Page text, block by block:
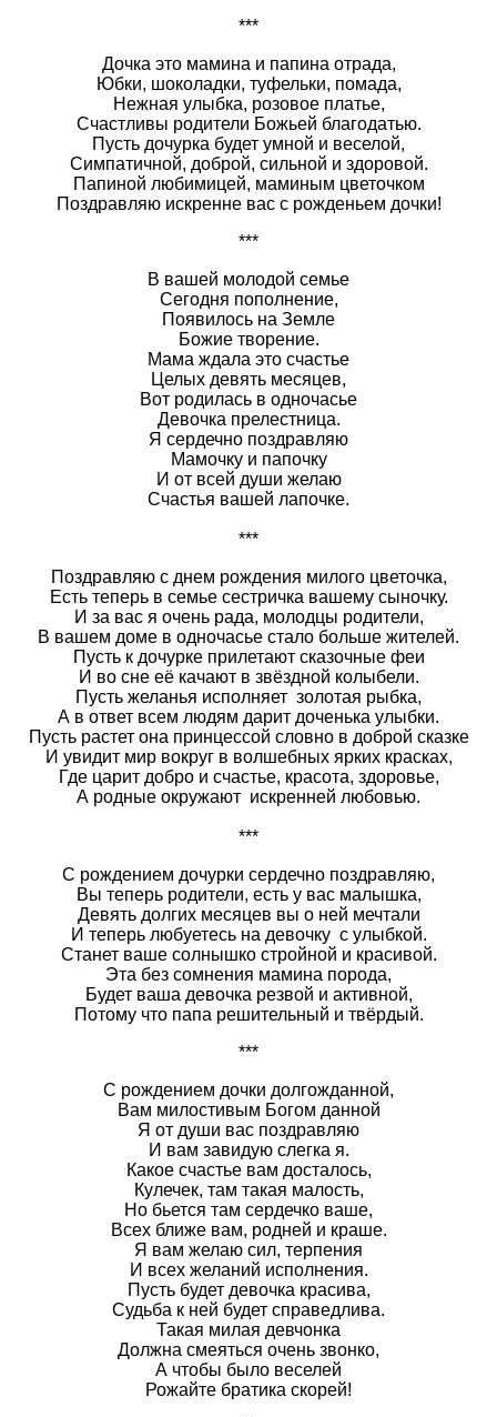
***
Дочка это мамина и папина отрада,
Юбки, шоколадки, туфельки, помада,
Нежная улыбка, розовое платье,
Счастливы родители Божьей благодатью.
Пусть дочурка будет умной и веселой,
Симпатичной, доброй, сильной и здоровой.
Папиной любимицей, маминым цветочком
Поздравляю искренне вас с рожденьем дочки!
***
В вашей молодой семье
Сегодня пополнение,
Появилось на Земле
Божие творение.
Мама ждала это счастье
Целых девять месяцев,
Вот родилась в одночасье
Девочка прелестница.
Я сердечно поздравляю
Мамочку и папочку
И от всей души желаю
Счастья вашей лапочке.
***
Поздравляю с днем рождения милого цветочка,
Есть теперь в семье сестричка вашему сыночку.
И за вас я очень рада, молодцы родители,
В вашем доме в одночасье стало больше жителей.
Пусть к дочурке прилетают сказочные феи
И во сне её качают в звёздной колыбели.
Пусть желанья исполняет золотая рыбка,
А в ответ всем людям дарит доченька улыбки.
Пусть растет она принцессой словно в доброй сказке
И увидит мир вокруг в волшебных ярких красках,
Где царит добро и счастье, красота, здоровье,
А родные окружают искренней любовью.
***
С рождением дочурки сердечно поздравляю,
Вы теперь родители, есть у вас малышка,
Девять долгих месяцев вы о ней мечтали
И теперь любуетесь на девочку с улыбкой.
Станет ваше солнышко стройной и красивой.
Эта без сомнения мамина порода,
Будет ваша девочка резвой и активной,
Потому что папа решительный и твёрдый.
***
С рождением дочки долгожданной,
Вам милостивым Богом данной
Я от души вас поздравляю
И вам завидую слегка я.
Какое счастье вам досталось,
Кулечек, там такая малость,
Но бьется там сердечко ваше,
Всех ближе вам, родней и краше.
Я вам желаю сил, терпения
И всех желаний исполнения.
Пусть будет девочка красива,
Судьба к ней будет справедлива.
Такая милая девчонка
Должна смеяться очень звонко,
А чтобы было веселей
Рожайте братика скорей!